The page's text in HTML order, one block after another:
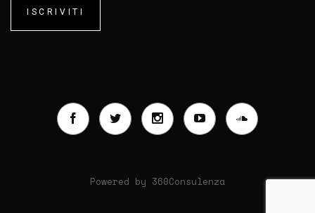
Powered by 360Consulenza